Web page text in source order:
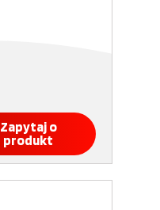
Zapytaj o
produkt